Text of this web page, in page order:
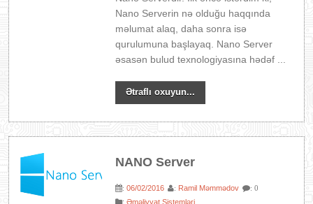
Nano Serverin nə olduğu haqqında
məlumat alaq, daha sonra isə
qurulumuna başlayaq. Nano Server
əsasən bulud texnologiyasına hədəf ...
Ətraflı oxuyun...
NANO Server
:06/02/2016 : Ramil Məmmədov : 0
:Əməliyyat Sistemləri